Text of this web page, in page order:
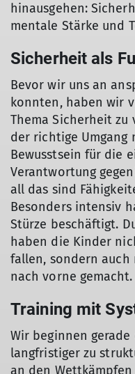
hinausgehen:
mentale Stärke und
Sicherheit als
Bevor wir uns an
konnten, haben wir
Thema Sicherheit zu
der richtige Umgang
Bewusstsein für die
Verantwortung
all das sind
Besonders intensiv
Stürze beschäftigt.
haben die Kinder
fallen, sondern
nach vorne gemacht.
Training mit
Wir beginnen
langfristiger zu
an den